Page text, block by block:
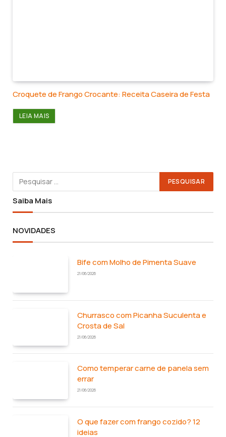
Croquete de Frango Crocante: Receita Caseira de Festa
LEIA MAIS
Saiba Mais
NOVIDADES
Bife com Molho de Pimenta Suave
21/06/2026
Churrasco com Picanha Suculenta e
Crosta de Sal
21/06/2026
Como temperar carne de panela sem
errar
21/06/2026
O que fazer com frango cozido? 12
ideias